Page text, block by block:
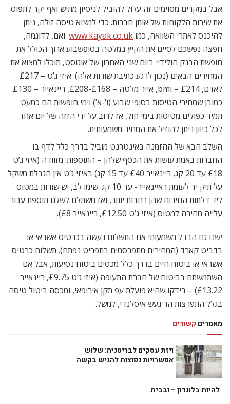
אבל במקרים מסוימים זה עלול להוביל לניסיון מתיש ואף יקר לתפוס
את שירות הלקוחות של אותן חברות. כדי למצוא טיסה זולה, ניתן
להיכנס לאתרי השוואה, כמו www.kayak.co.uk. ואם, לדוגמה,
חפצה נפשכם לסיים את הקיץ במלטה בסופשבוע ארוך הכולל את
חופשת הבנק הולידיי ביום שני האחרון של אוגוסט, תוכלו למצוא את
המחירים הבאים (נכון לרגע כתיבת שורות אלה): איזי ג’ט – £217
לאדם, bmi – £214, אייר מלטה – £168-£208, ריינאייר – £130.
כמובן שמחירי הטיסות בסופי שבוע (ו’-א’) וימי חופשות הם כמעט
תמיד כפולים מטיסות בימי חול, אז לרוב על ידי הזזה של יום אחד
לכל כיוון ניתן להוזיל את המחיר משמעותית.
השלב הבא של ההזמנה באינטרנט מוביל בדרך כלל לדף בו
החברות באמת עושות את הכסף שלהן – התוספות: מזוודה (איזי ג’ט
£18 עד 20 קג, ריינאייר £40 עד 15 קג) באיזי ג’ט אין הגבלת משקל
על תיק יד לעומת ראיינאייר- עד 10 קג. שימו לב, יש שורות במטוס
ליד דלתות החירום שהן רחבות יותר, ואז משתלם לשלם תוספת עבור
עלייה מהירה למטוס (איזי ג’ט £12.50, ריינאייר £8).
ישנו גם הבדל משמעותי אם התשלום נעשה בכרטיס אשראי או
בדביט קארד (המחירים מתפרסמים בתפריט נפתח). תשלום כרטיס
אשראי או ביטוח חיים בדרך כלל מכסים ביטוח נסיעות, אבל אם
השתמשתם בביטוח של חברת התעופה (איזי ג’ט £9.75, ריינאייר
£13.22) – בידקו שהיא פועלת עפ תקן אירופאי, ומכסה ביטול טיסה
בגלל התפרצות הר געש איסלנדי, למשל.
מאמרים קשורים
ויזת עסקים לבריטניה: שלוש
אפשרויות נפוצות להגיש בקשה
להיות בלונדון – ובבית